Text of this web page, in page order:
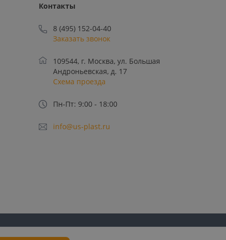
Контакты
8 (495) 152-04-40
Заказать звонок
109544, г. Москва, ул. Большая
Андроньевская, д. 17
Схема проезда
Пн-Пт: 9:00 - 18:00
info@us-plast.ru